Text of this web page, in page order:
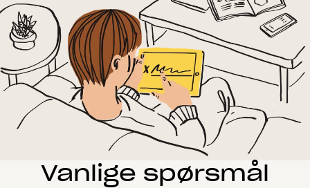
Vanlige spørsmål